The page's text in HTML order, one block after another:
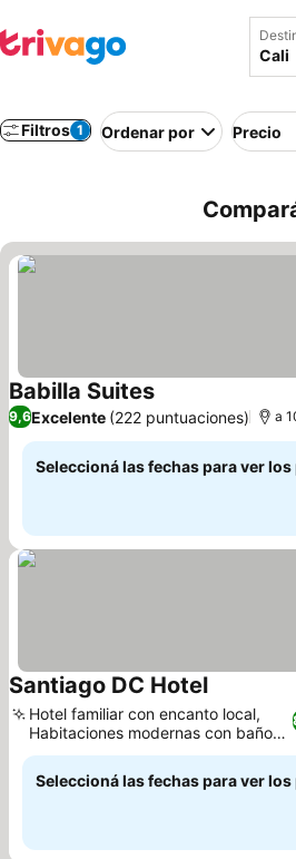
Filtros 1 Ordenar por Precio
Babilla SuitesVer precios
9,6Excelente (222 puntuaciones) a
Seleccioná las fechas para ver
Santiago DC HotelVer precios
Hotel familiar con encanto local,
Habitaciones modernas con baño
privado
Seleccioná las fechas para ver